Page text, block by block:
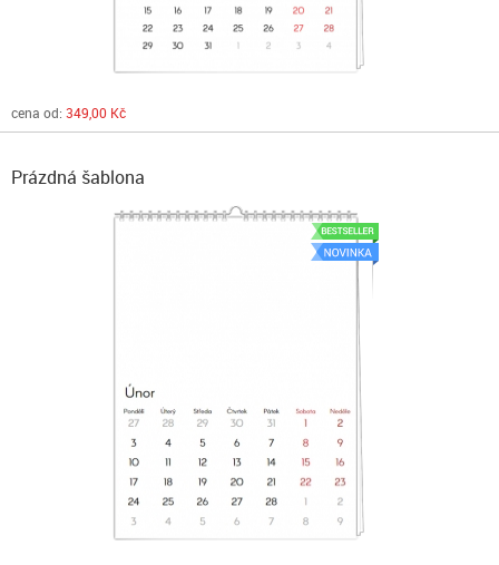
cena od: 349,00 Kč
Prázdná šablona